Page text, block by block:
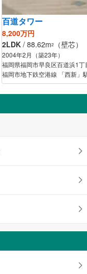
百道タワー
8,200万円
2LDK / 88.62m2 （壁芯）
2004年2月（築23年）
福岡県福岡市早良区百道浜1丁
福岡市地下鉄空港線 「西新」